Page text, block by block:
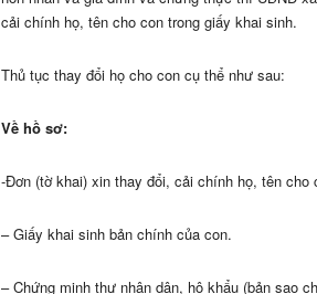
cải chính họ, tên cho con trong giấy khai sinh.
Thủ tục thay đổi họ cho con cụ thể như sau:
Về hồ sơ:
-Đơn (tờ khai) xin thay đổi, cải chính họ, tên cho
– Giấy khai sinh bản chính của con.
– Chứng minh thư nhân dân, hộ khẩu (bản sao